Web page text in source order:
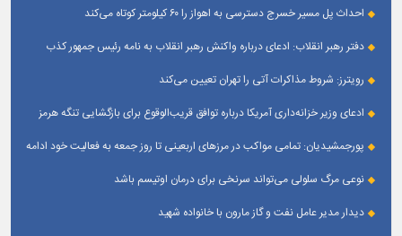
احداث پل مسیر خسرج دسترسی به اهواز را ۶۰ کیلومتر کوتاه می‌کند
دفتر رهبر انقلاب: ادعای درباره واکنش رهبر انقلاب به نامه رئیس جمهور کذب
رویترز: شروط مذاکرات آتی را تهران تعیین می‌کند
ادعای وزیر خزانه‌داری آمریکا درباره توافق قریب‌الوقوع برای بازگشایی تنگه هرمز
پورجمشیدیان: تمامی مواکب در مرزهای اربعینی تا روز جمعه به فعالیت خود ادامه
نوعی مرگ سلولی می‌تواند سرنخی برای درمان اوتیسم باشد
دیدار مدیر عامل نفت و گاز مارون با خانواده شهید